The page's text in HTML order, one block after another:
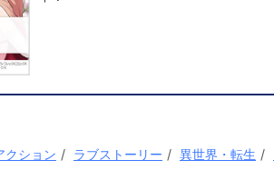
クション / ラブストーリー / 異世界・転生 /